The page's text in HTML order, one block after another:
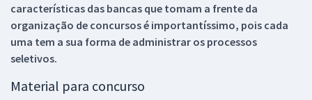
características das bancas que tomam a frente da
organização de concursos é importantíssimo, pois cada
uma tem a sua forma de administrar os processos
seletivos.
Material para concurso